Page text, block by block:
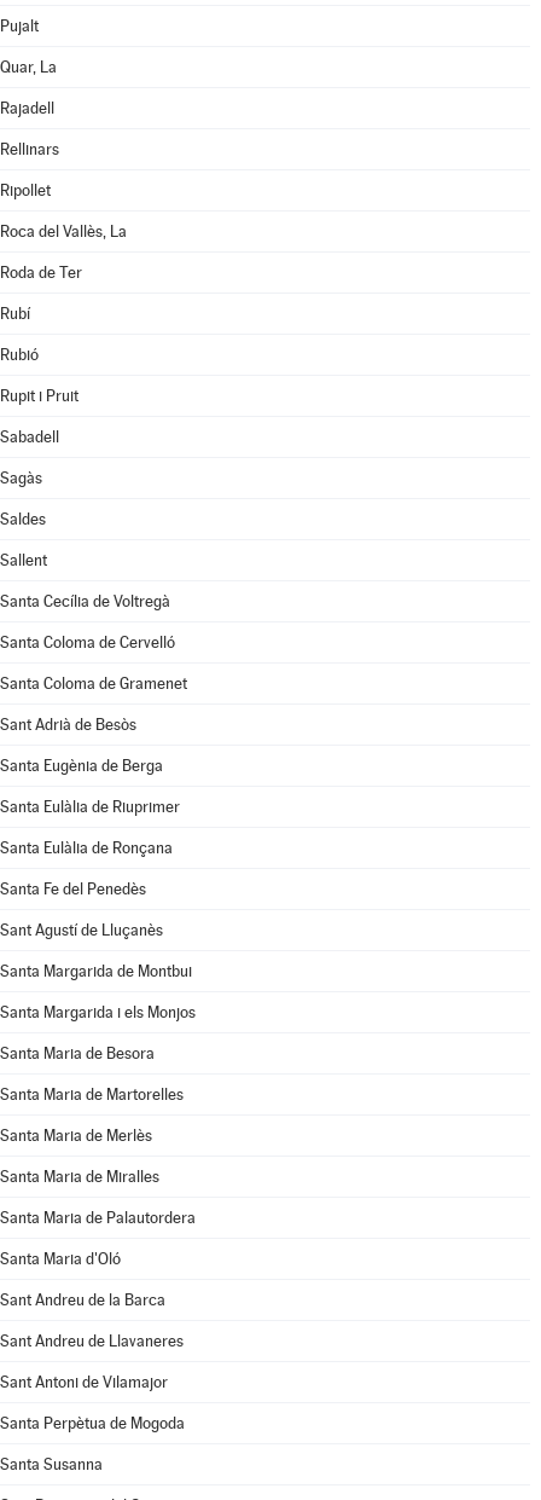
Pujalt
Quar, La
Rajadell
Rellinars
Ripollet
Roca del Vallès, La
Roda de Ter
Rubí
Rubió
Rupit i Pruit
Sabadell
Sagàs
Saldes
Sallent
Santa Cecília de Voltregà
Santa Coloma de Cervelló
Santa Coloma de Gramenet
Sant Adrià de Besòs
Santa Eugènia de Berga
Santa Eulàlia de Riuprimer
Santa Eulàlia de Ronçana
Santa Fe del Penedès
Sant Agustí de Lluçanès
Santa Margarida de Montbui
Santa Margarida i els Monjos
Santa Maria de Besora
Santa Maria de Martorelles
Santa Maria de Merlès
Santa Maria de Miralles
Santa Maria de Palautordera
Santa Maria d'Oló
Sant Andreu de la Barca
Sant Andreu de Llavaneres
Sant Antoni de Vilamajor
Santa Perpètua de Mogoda
Santa Susanna